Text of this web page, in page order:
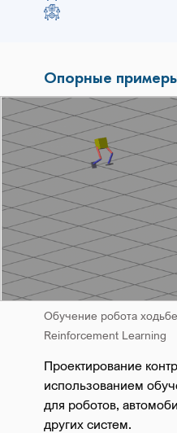
Опорные
Обучение робота
Reinforcement Learning
Проектирование
использованием
для роботов,
других систем.